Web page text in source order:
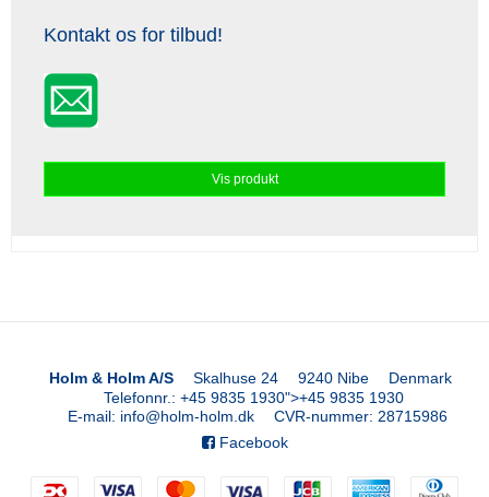
Kontakt os for tilbud!
Vis produkt
Holm & Holm A/S Skalhuse 24 9240 Nibe
Denmark
Telefonnr. : +45 9835 1930">+45 9835 1930
E-mail: info@holm-holm.dk CVR-nummer: 28715986
Facebook